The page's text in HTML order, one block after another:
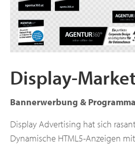
Display-
Bannerwerbung &
Display Advertising hat sich
Dynamische HTML5-Anzeigen